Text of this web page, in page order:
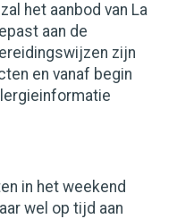
het aanbod van La
aan de
zijn
en vanaf begin
in het weekend
wel op tijd aan